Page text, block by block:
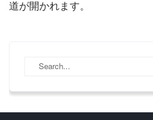
道が開かれます。